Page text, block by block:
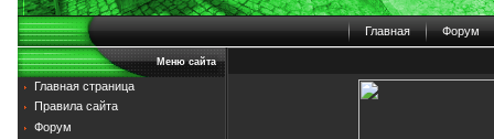
Главная Форум
Меню сайта
Главная страница
Правила сайта
Форум